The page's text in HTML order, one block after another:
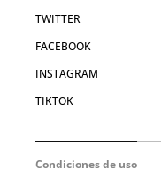
TWITTER
FACEBOOK
INSTAGRAM
TIKTOK
Condiciones de uso